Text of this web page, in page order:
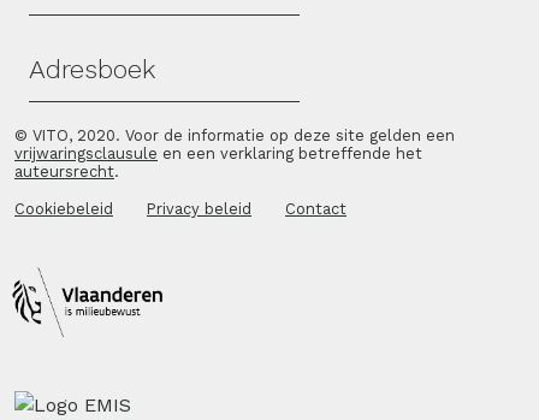
Adresboek
© VITO, 2020. Voor de informatie op deze site gelden een
vrijwaringsclausule en een verklaring betreffende het
auteursrecht.
Cookiebeleid Privacy beleid Contact